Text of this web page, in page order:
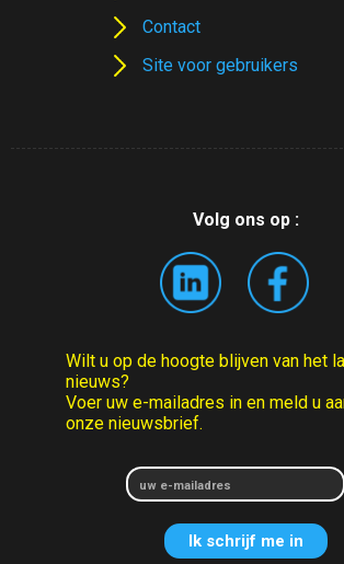
Contact
Site voor gebruikers
Volg ons op :
Wilt u op de hoogte blijven van het
nieuws?
Voer uw e-mailadres in en meld u
onze nieuwsbrief.